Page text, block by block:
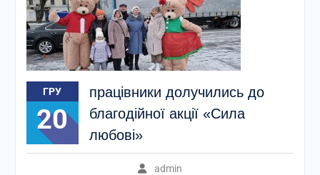
ГРУ
20
працівники долучились до
благодійної акції «Сила
любові»
admin